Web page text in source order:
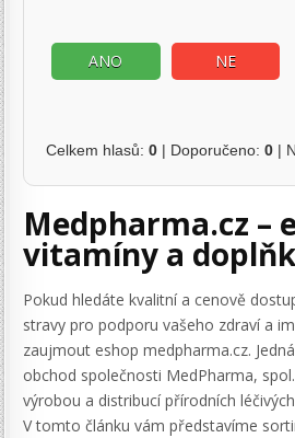
ANO NE
Celkem hlasů:0 | Doporučeno:0 |
Medpharma.cz –
vitamíny a
Pokud hledáte kvalitní a cenově
stravy pro podporu vašeho zdraví a
zaujmout eshop medpharma.cz.
obchod společnosti MedPharma,
výrobou a distribucí přírodních
V tomto článku vám představíme